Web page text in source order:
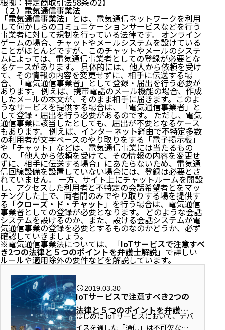
（２）電気通信事業法
「電気通信事業法」とは、電気通信ネットワークを利用
して何かしらのコミュニケーションサービスなどを行う
事業者に対して規制を行っている法律です。 オンライン
ゲームの場合、チャットやメールシステムを設けている
ことがほとんどですが、このチャットやメールのシステ
ムによっては、電気通信事業者としての登録が必要とな
るケースがあります。 具体的には、他人から依頼を受け
て、その情報の内容を変更せずに、相手に伝送する場
合、「電気通信事業者」として登録・届出を行う必要が
あります。 例えば、携帯電話のメール機能の場合、作成
したメールの本文が、そのまま相手に届きます。このよ
うなサービスを提供する場合は、「電気通信事業者」と
して登録・届出を行う必要があるのです。 ただし、電気
通信事業に該当したとしても、届出が不要となるケース
もあります。 例えば、インターネット経由で不特定多数
の利用者が文字ベースのやり取りをする「電子掲示板」
や「チャット」などは、電気通信事業には当たるもの
の、「他人から依頼を受けて、その情報の内容を変更せ
ずに、相手に伝送する場合」にあたらないため、電気通
信回線設備を設置していない場合には、登録は必要とさ
れていません。 一方、サイト上にチャットルームを開設
し、アクセスした利用者と不特定の会話希望者とをマッ
チングした上で、両者間のみでやり取りする場を提供す
る「クローズ・ド・チャット」を行う場合は、電気通信
事業者としての登録が必要となります。 どのような会話
システムを設けるのか、また、設ける会話システムが電
気通信事業の登録を必要とするものなのかどうか、必ず
確認していきましょう。
※電気通信事業法については、「IoTサービスで注意すべ
き2つの法律と５つのポイントを弁護士解説」で詳しい
ルールや適用除外の要件などを解説しています。
2019.03.30
IoTサービスで注意すべき2つの
法律と５つのポイントを弁護士
解説
はじめに IoTサービスにおいて、デバ
イスを通した「通信」は不可欠な要